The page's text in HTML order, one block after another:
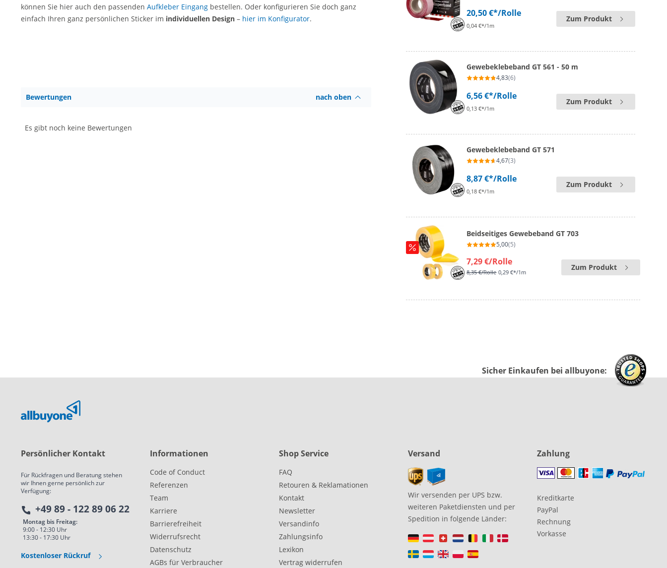
können Sie hier auch den passenden Aufkleber Eingang bestellen. Oder konfigurieren Sie doch ganz
einfach Ihren ganz persönlichen Sticker im individuellen Design – hier im Konfigurator.
Bewertungen nach oben
Es gibt noch keine Bewertungen
20,50 €*/Rolle
0,04 €*/1m
Zum Produkt
Gewebeklebeband GT 561 - 50 m
4,83(6)
6,56 €*/Rolle
0,13 €*/1m
Zum Produkt
Gewebeklebeband GT 571
4,67(3)
8,87 €*/Rolle
0,18 €*/1m
Zum Produkt
Beidseitiges Gewebeband GT 703
5,00(5)
7,29 €/Rolle
8,35 €/Rolle 0,29 €*/1m
Zum Produkt
Sicher Einkaufen bei allbuyone:
Persönlicher Kontakt
Für Rückfragen und Beratung stehen
wir Ihnen gerne persönlich zur
Verfügung:
+49 89 - 122 89 06 22
Montag bis Freitag:
9:00 - 12:30 Uhr
13:30 - 17:30 Uhr
Kostenloser Rückruf
Informationen
Code of Conduct
Referenzen
Team
Karriere
Barrierefreiheit
Widerrufsrecht
Datenschutz
AGBs für Verbraucher
Shop Service
FAQ
Retouren & Reklamationen
Kontakt
Newsletter
Versandinfo
Zahlungsinfo
Lexikon
Vertrag widerrufen
Versand
Wir versenden per UPS bzw.
weiteren Paketdiensten und per
Spedition in folgende Länder:
Zahlung
Kreditkarte
PayPal
Rechnung
Vorkasse